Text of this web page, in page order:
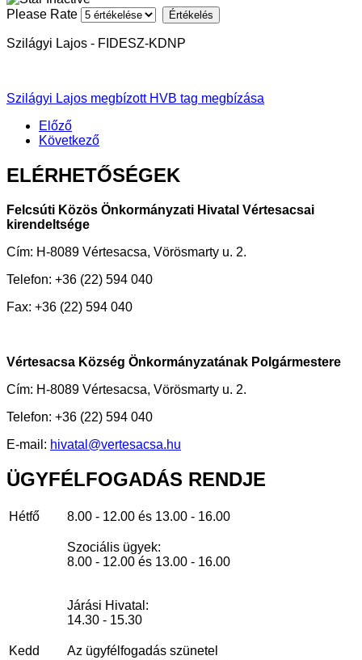
Please Rate
Szilágyi Lajos - FIDESZ-KDNP
Szilágyi Lajos megbízott HVB tag megbízása
Előző
Következő
ELÉRHETŐSÉGEK
Felcsúti Közös Önkormányzati Hivatal Vértesacsai
kirendeltsége
Cím: H-8089 Vértesacsa, Vörösmarty u. 2.
Telefon: +36 (22) 594 040
Fax: +36 (22) 594 040
Vértesacsa Község Önkormányzatának Polgármestere
Cím: H-8089 Vértesacsa, Vörösmarty u. 2.
Telefon: +36 (22) 594 040
E-mail: hivatal@vertesacsa.hu
ÜGYFÉLFOGADÁS RENDJE
Hétfő 8.00 - 12.00 és 13.00 - 16.00
Szociális ügyek:
8.00 - 12.00 és 13.00 - 16.00
Járási Hivatal:
14.30 - 15.30
Kedd
Az ügyfélfogadás szünetel